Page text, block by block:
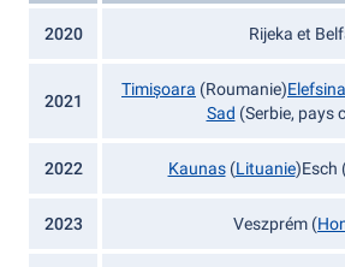
2020 Rijeka et
2021
Timișoara (Roumanie)
Sad (Serbie, pays
2022 Kaunas(Lituanie)Esch
2023 Veszprém (